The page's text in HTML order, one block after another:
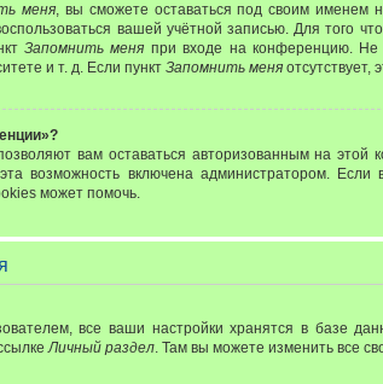
меня, вы сможете оставаться под своим именем
вашей учётной записью. Для того
Запомнить меня при входе на конференцию. Не
и т. д. Если пункт Запомнить меня отсутствует,
вам оставаться авторизованным на этой
возможность включена администратором.
может помочь.
все ваши настройки хранятся в базе
Личный раздел. Там вы можете изменить все